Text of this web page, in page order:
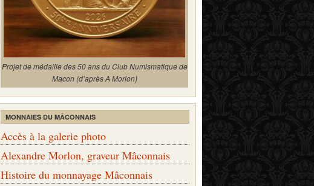
Projet de médaille des 50 ans du Club Numismatique de
Macon (d’après A Morlon)
MONNAIES DU MÂCONNAIS
Accès à la galerie photo
Alexandre Morlon, graveur Mâconnais
Histoire du monnayage Mâconnais